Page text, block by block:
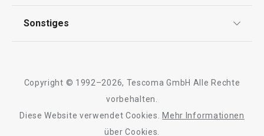
Kontaktformular
Qualität
Sonstiges
Barrierefreiheit
Copyright © 1992–2026, Tescoma GmbH Alle Rechte
vorbehalten.
Diese Website verwendet Cookies.
Mehr Informationen
über Cookies.